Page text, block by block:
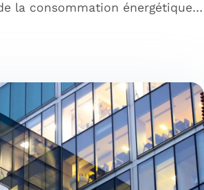
la consommation énergétique…